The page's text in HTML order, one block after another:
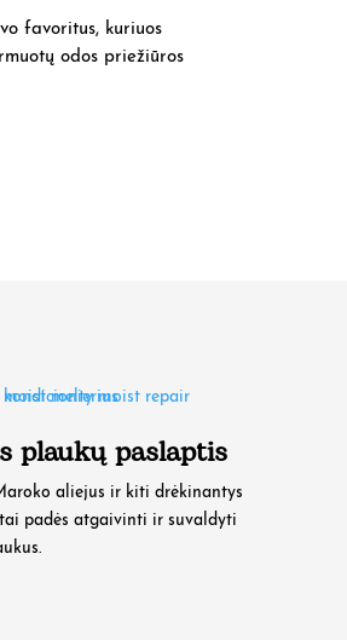
favoritus, kuriuos
odos priežiūros
plaukų paslaptis
aliejus ir kiti drėkinantys
padės atgaivinti ir suvaldyti